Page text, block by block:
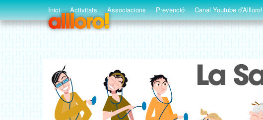
Inici Activitats Associacions Prevenció Canal Youtube d’Allloro!